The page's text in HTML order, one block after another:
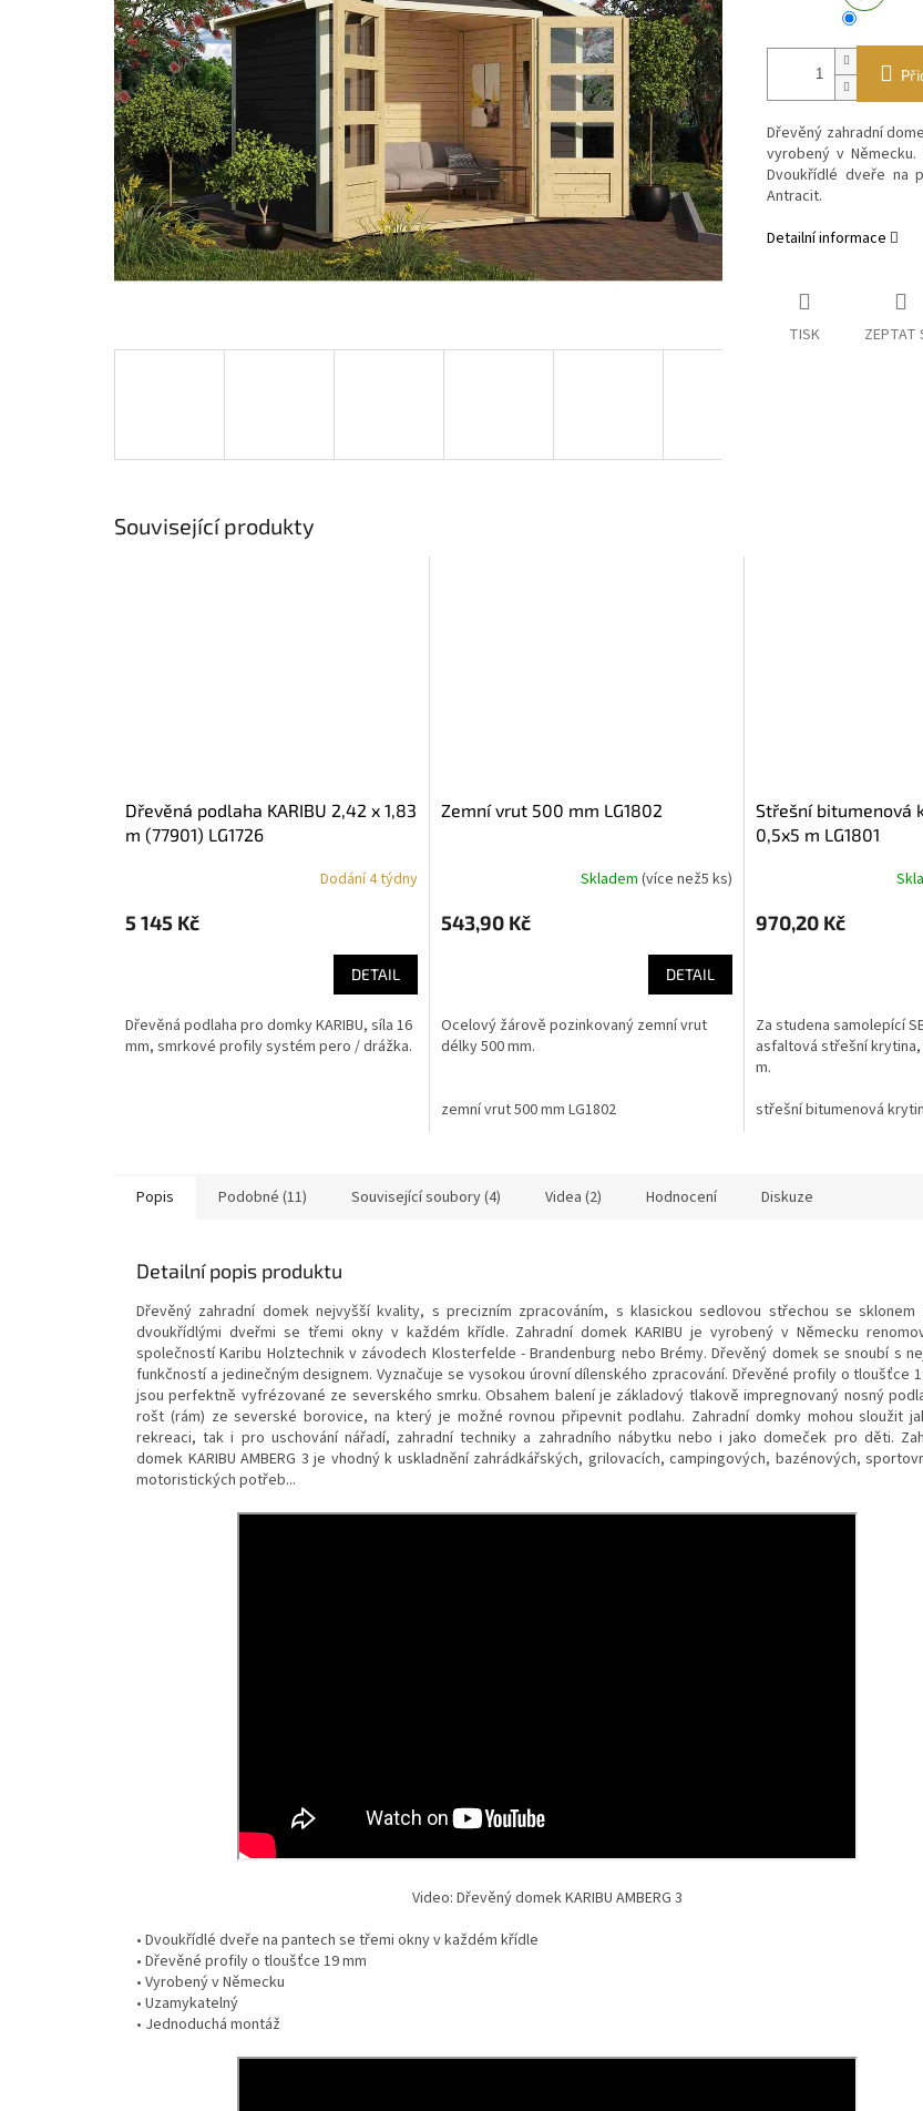
Dřevěný zahradní
vyrobený v
Dvoukřídlé dveře na
Antracit.
Detailní informace
TISK ZEPTAT
Související produkty
dřevěná podlaha KARIBU 2,42 x 1,83
m (77901) LG1726
Dodání 4 týdny
5 145 Kč
DETAIL
Dřevěná podlaha pro domky KARIBU, síla 16
mm, smrkové profily systém pero / drážka.
zemní vrut 500 mm LG1802
Skladem (více než5 ks)
543,90 Kč
DETAIL
Ocelový žárově pozinkovaný zemní vrut
délky 500 mm.
zemní vrut 500 mm LG1802
střešní bitumenová krytina ČERNÁ
0,5x5 m LG1801
970,20 Kč
Za studena samolepící
asfaltová střešní krytina,
m.
střešní bitumenová
Popis Podobné (11) Související soubory (4) Videa (2) Hodnocení Diskuze
Detailní popis produktu
Dřevěný zahradní domek nejvyšší kvality, s precizním zpracováním, s klasickou sedlovou střechou se sklonem
dvoukřídlými dveřmi se třemi okny v každém křídle. Zahradní domek KARIBU je vyrobený v Německu
společností Karibu Holztechnik v závodech Klosterfelde - Brandenburg nebo Brémy. Dřevěný domek se snoubí s
funkčností a jedinečným designem. Vyznačuje se vysokou úrovní dílenského zpracování. Dřevěné profily o tloušťce
jsou perfektně vyfrézované ze severského smrku. Obsahem balení je základový tlakově impregnovaný nosný
rošt (rám) ze severské borovice, na který je možné rovnou připevnit podlahu. Zahradní domky mohou sloužit
rekreaci, tak i pro uschování nářadí, zahradní techniky a zahradního nábytku nebo i jako domeček pro děti.
domek KARIBU AMBERG 3 je vhodný k uskladnění zahrádkářských, grilovacích, campingových, bazénových,
motoristických potřeb...
Video: Dřevěný domek KARIBU AMBERG 3
• Dvoukřídlé dveře na pantech se třemi okny v každém křídle
• Dřevěné profily o tloušťce 19 mm
• Vyrobený v Německu
• Uzamykatelný
• Jednoduchá montáž